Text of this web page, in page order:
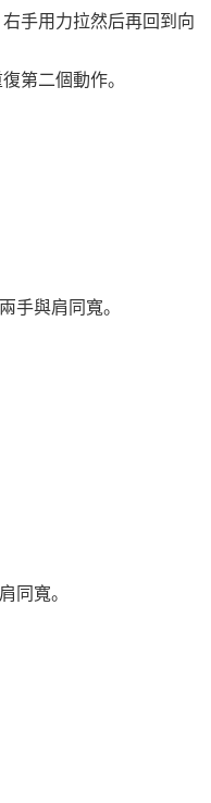
手用力拉然后再回到向
第二個動作。
手與肩同寬。
同寬。